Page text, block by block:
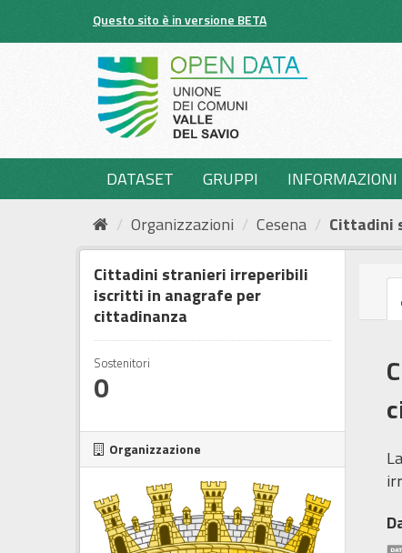
Questo sito è in versione BETA
DATASET GRUPPI
INFORMAZIONI
Organizzazioni
Cesena Cittadini
Cittadini stranieri irreperibili
iscritti in anagrafe per
cittadinanza
Sostenitori
0
Organizzazione